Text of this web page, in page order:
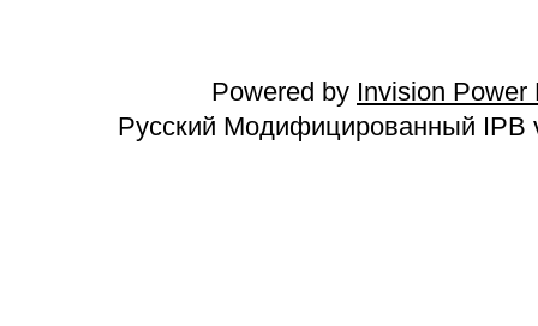
Powered by Invision Power
Русский Модифицированный IPB